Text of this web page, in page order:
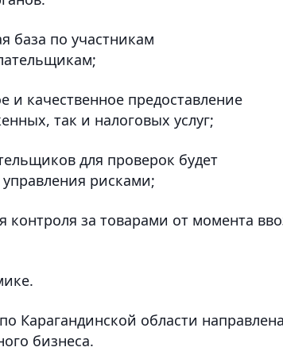
база по участникам
и качественное предоставление
так и налоговых услуг;
для проверок будет
рисками;
за товарами от момента
Карагандинской области
бизнеса.